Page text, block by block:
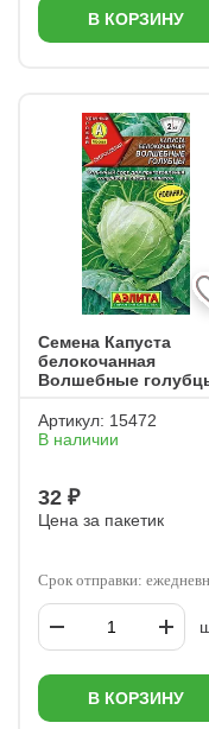
В КОРЗИНУ
Семена Капуста
белокочанная
Волшебные
Артикул: 15472
В наличии
32 ₽
Цена за пакетик
Срок отправки:
В КОРЗИНУ